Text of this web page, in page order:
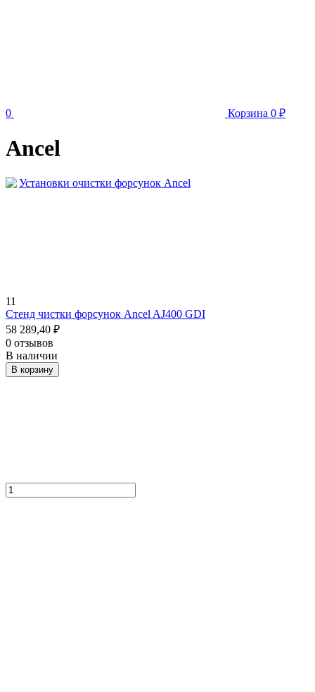
0 Корзина 0 ₽
Ancel
Установки очистки форсунок Ancel
11
Стенд чистки форсунок Ancel AJ400 GDI
58 289,40 ₽
0 отзывов
В наличии
В корзину